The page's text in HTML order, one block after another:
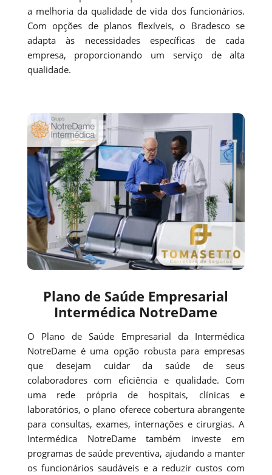
a melhoria da qualidade de vida dos funcionários.
Com opções de planos flexíveis, o Bradesco se
adapta às necessidades específicas de cada
empresa, proporcionando um serviço de alta
qualidade.
Plano de Saúde Empresarial
Intermédica NotreDame
O Plano de Saúde Empresarial da Intermédica
NotreDame é uma opção robusta para empresas
que desejam cuidar da saúde de seus
colaboradores com eficiência e qualidade. Com
uma rede própria de hospitais, clínicas e
laboratórios, o plano oferece cobertura abrangente
para consultas, exames, internações e cirurgias. A
Intermédica NotreDame também investe em
programas de saúde preventiva, ajudando a manter
os funcionários saudáveis e a reduzir custos com